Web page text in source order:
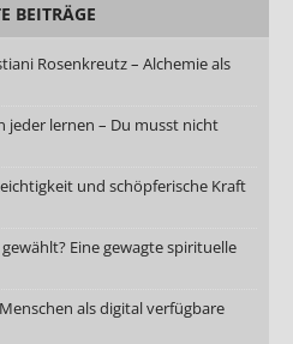
BEITRÄGE
Rosenkreutz – Alchemie als
jeder lernen – Du musst nicht
und schöpferische Kraft
Eine gewagte spirituelle
als digital verfügbare